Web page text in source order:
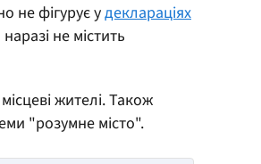
не фігурує удеклараціях
не містить
жителі. Також
"розумне місто".